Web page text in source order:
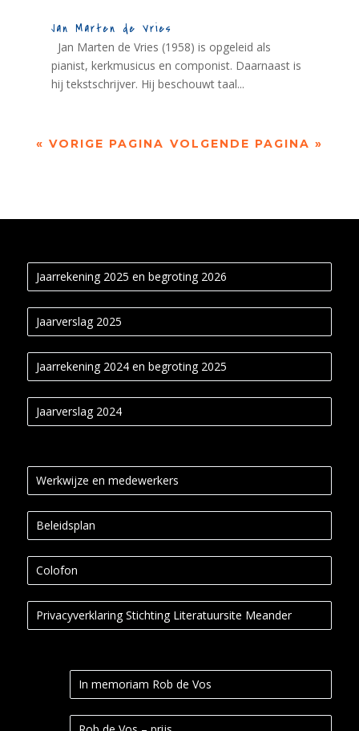
Jan Marten de Vries
Jan Marten de Vries (1958) is opgeleid als
pianist, kerkmusicus en componist. Daarnaast is
hij tekstschrijver. Hij beschouwt taal...
« VORIGE PAGINA VOLGENDE PAGINA »
Jaarrekening 2025 en begroting 2026
Jaarverslag 2025
Jaarrekening 2024 en begroting 2025
Jaarverslag 2024
Werkwijze en medewerkers
Beleidsplan
Colofon
Privacyverklaring Stichting Literatuursite Meander
In memoriam Rob de Vos